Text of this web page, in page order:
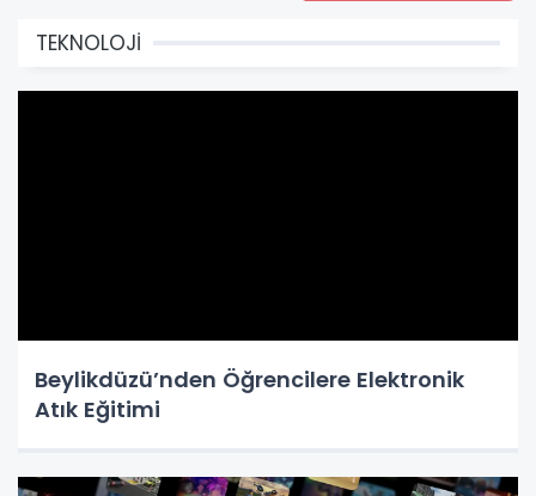
TEKNOLOJİ
Beylikdüzü’nden Öğrencilere Elektronik
Atık Eğitimi